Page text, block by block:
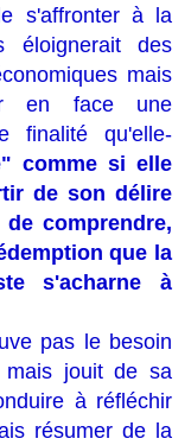
s'affronter à la
éloignerait des
mais
en face une
finalité qu'elle-
comme si elle
de son délire
comprendre,
que la
s'acharne à
pas le besoin
mais jouit de sa
à réfléchir
résumer de la